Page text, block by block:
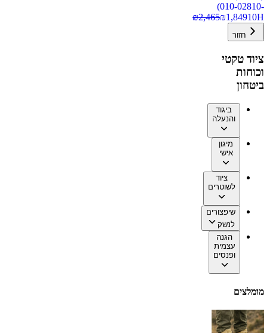
(010-02810-
10H
₪1,849
₪2,465
חזור
ציוד טקטי
וכוחות
ביטחון
ביגוד
והנעלה
מיגון
אישי
ציוד
לשוטרים
שיפצורים
לנשק
הגנה
עצמית
ופנסים
מומלצים